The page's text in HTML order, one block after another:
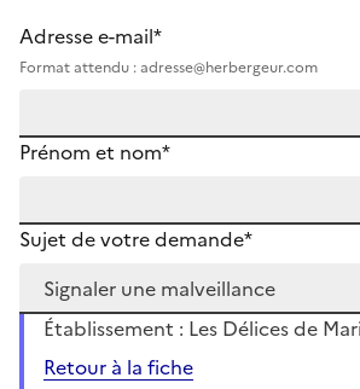
Adresse e-mail*
Format attendu : adresse@herbergeur.com
Prénom et nom*
Sujet de votre demande*
Établissement : Les Délices de
Retour à la fiche